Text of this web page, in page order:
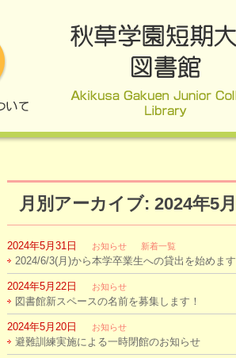
月別アーカイブ: 2024年5月
2024年5月31日 お知らせ 新着一覧
2024/6/3(月)から本学卒業生への貸出を始めます
2024年5月22日 お知らせ
図書館新スペースの名前を募集します！
2024年5月20日 お知らせ
避難訓練実施による一時閉館のお知らせ